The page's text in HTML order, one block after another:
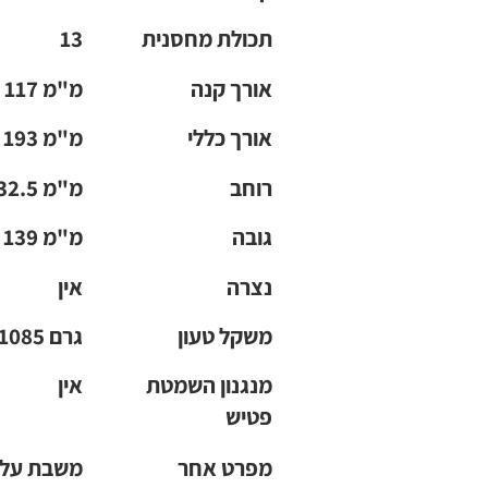
13
117 מ"מ
193 מ"מ
32.5 מ"מ
139 מ"מ
אין
1085 גרם
אין
משבת
תכולת מחסנית
אורך קנה
אורך כללי
רוחב
גובה
נצרה
משקל טעון
מנגנון השמטת
פטיש
מפרט אחר